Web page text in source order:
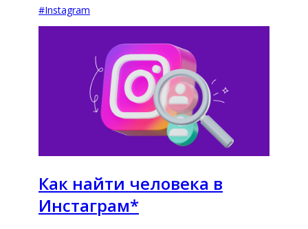
#Instagram
Как найти человека в
Инстаграм*